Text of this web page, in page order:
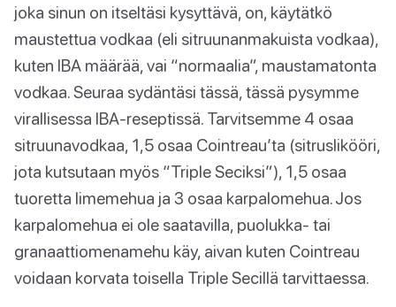
joka sinun on itseltäsi kysyttävä, on, käytätkö
maustettua vodkaa (eli sitruunanmakuista vodkaa),
kuten IBA määrää, vai “normaalia”, maustamatonta
vodkaa. Seuraa sydäntäsi tässä, tässä pysymme
virallisessa IBA-reseptissä. Tarvitsemme 4 osaa
sitruunavodkaa, 1,5 osaa Cointreau’ta (sitruslikööri,
jota kutsutaan myös “Triple Seciksi”), 1,5 osaa
tuoretta limemehua ja 3 osaa karpalomehua. Jos
karpalomehua ei ole saatavilla, puolukka- tai
granaattiomenamehu käy, aivan kuten Cointreau
voidaan korvata toisella Triple Secillä tarvittaessa.